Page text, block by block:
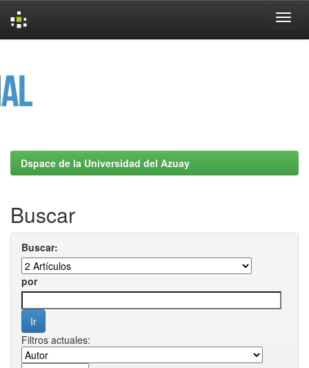
Dspace de la Universidad del Azuay
Buscar
Buscar:
por
Filtros actuales: